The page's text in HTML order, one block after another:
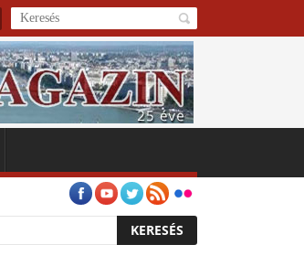
Egészségért díj pályázat 2024 Kertész/Kópiák